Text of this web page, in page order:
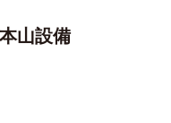
山設備